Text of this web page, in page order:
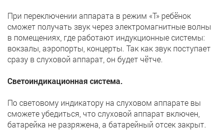
При переключении аппарата в режим «Т» ребёнок
сможет получать звук через электромагнитные волны
в помещениях, где работают индукционные системы:
вокзалы, аэропорты, концерты. Так как звук поступает
сразу в слуховой аппарат, он будет чётче.
Светоиндикационная система.
По световому индикатору на слуховом аппарате вы
сможете убедиться, что слуховой аппарат включен,
батарейка не разряжена, а батарейный отсек закрыт.